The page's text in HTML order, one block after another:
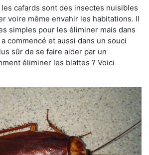
cafards sont des insectes nuisibles
voire même envahir les habitations. Il
simples pour les éliminer mais dans
commencé et aussi dans un souci
sûr de se faire aider par un
éliminer les blattes ? Voici